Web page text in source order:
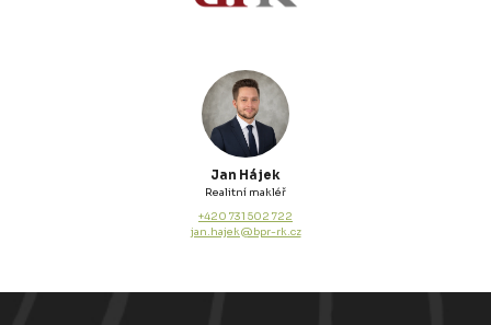
Jan Hájek
Realitní makléř
+420 731 502 722
jan.hajek@bpr-rk.cz